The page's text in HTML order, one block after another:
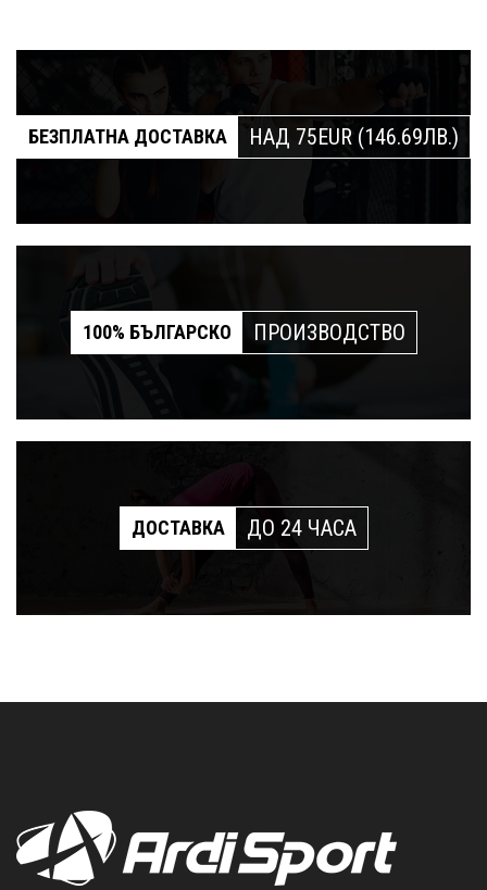
БЕЗПЛАТНА ДОСТАВКА НАД 75EUR (146.69ЛВ.)
100% БЪЛГАРСКО ПРОИЗВОДСТВО
ДОСТАВКА ДО 24 ЧАСА